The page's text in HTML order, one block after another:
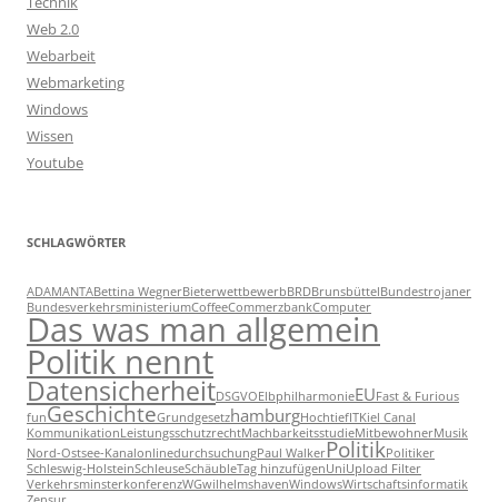
Web 2.0
Webarbeit
Webmarketing
Windows
Wissen
Youtube
SCHLAGWÖRTER
ADAMANTABettina WegnerBieterwettbewerbBRDBrunsbüttelBundestrojaner
BundesverkehrsministeriumCoffeeCommerzbankComputer
Das was man allgemein
Politik nennt
DatensicherheitDSGVOElbphilharmonieEUFast & Furious
funGeschichteGrundgesetzhamburgHochtiefITKiel Canal
KommunikationLeistungsschutzrechtMachbarkeitsstudieMitbewohnerMusik
Nord-Ostsee-KanalonlinedurchsuchungPaul WalkerPolitikPolitiker
Schleswig-HolsteinSchleuseSchäubleTag hinzufügenUniUpload Filter
VerkehrsminsterkonferenzWGwilhelmshavenWindowsWirtschaftsinformatik